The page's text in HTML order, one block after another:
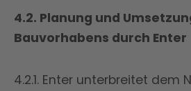
4.2. Planung und
Bauvorhabens durch Enter
4.2.1. Enter unterbreitet dem